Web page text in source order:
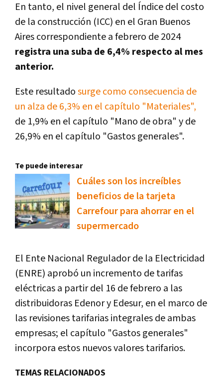
En tanto, el nivel general del Índice del costo
de la construcción (ICC) en el Gran Buenos
Aires correspondiente a febrero de 2024
registra una suba de 6,4% respecto al mes
anterior.
Este resultadosurge como consecuencia de
un alza de 6,3% en el capítulo "Materiales",
de 1,9% en el capítulo "Mano de obra" y de
26,9% en el capítulo "Gastos generales".
Te puede interesar
Cuáles son los increíbles
beneficios de la tarjeta
Carrefour para ahorrar en el
supermercado
El Ente Nacional Regulador de la Electricidad
(ENRE) aprobó un incremento de tarifas
eléctricas a partir del 16 de febrero a las
distribuidoras Edenor y Edesur, en el marco de
las revisiones tarifarias integrales de ambas
empresas; el capítulo "Gastos generales"
incorpora estos nuevos valores tarifarios.
TEMAS RELACIONADOS